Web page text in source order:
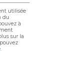
utilisée
du
à
sur la